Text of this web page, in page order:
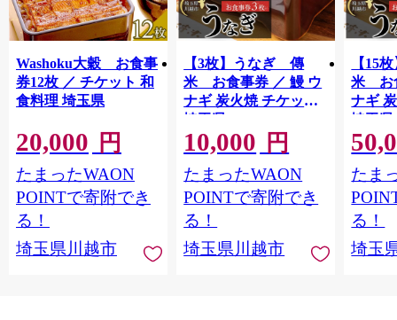
Washoku大穀 お食事
券12枚 ／ チケット 和
食料理 埼玉県
20,000 円
たまったWAON
POINTで寄附でき
る！
埼玉県川越市
【3枚】うなぎ 傳
米 お食事券 ／ 鰻 ウ
ナギ 炭火焼 チケット
埼玉県
10,000 円
たまったWAON
POINTで寄附でき
る！
埼玉県川越市
【15
米 お
ナギ
埼玉県
たま
る！
埼玉